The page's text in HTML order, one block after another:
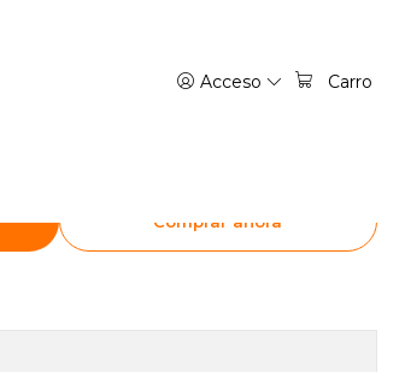
Acceso Carro
10. UNA
Comprar ahora